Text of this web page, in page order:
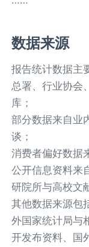
数据来源
报告统计数据主
总署、行业协会
库；
部分数据来自业
谈；
消费者偏好数据
公开信息资料来
研院所与高校文
其他数据来源包
外国家统计局与
开发布资料、国